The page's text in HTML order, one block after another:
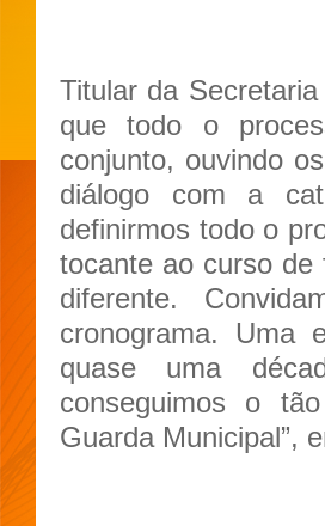
Titular da
que todo o
conjunto, ouvindo
diálogo com a
definirmos todo o
tocante ao curso de
diferente.
cronograma. Uma
quase uma
conseguimos o
Guarda Municipal”,